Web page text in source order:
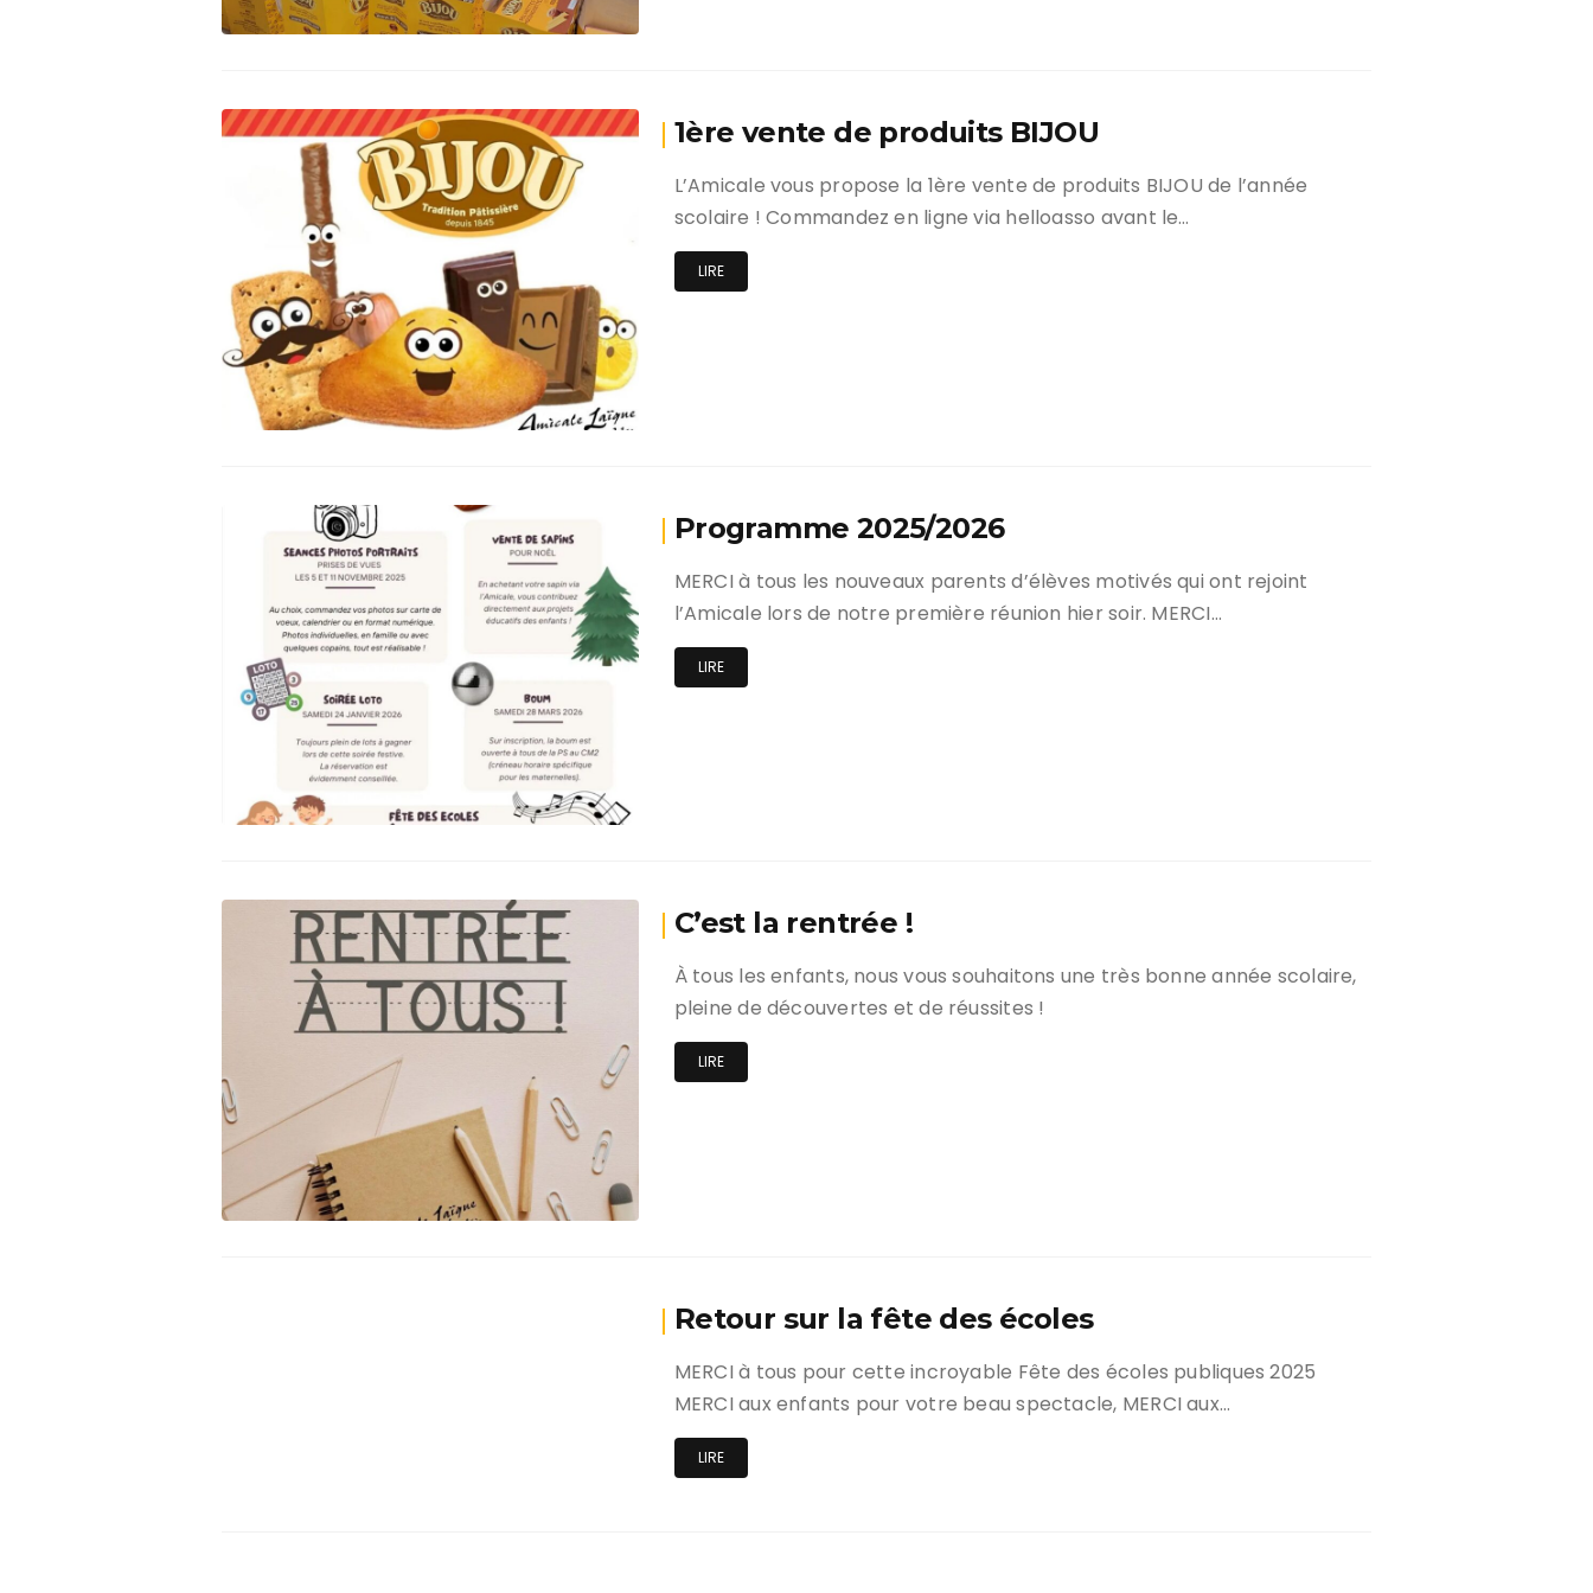
1ère vente de produits BIJOU
L’Amicale vous propose la 1ère vente de produits BIJOU de l’année
scolaire ! Commandez en ligne via helloasso avant le…
LIRE
Programme 2025/2026
MERCI à tous les nouveaux parents d’élèves motivés qui ont rejoint
l’Amicale lors de notre première réunion hier soir. MERCI…
LIRE
C’est la rentrée !
À tous les enfants, nous vous souhaitons une très bonne année scolaire,
pleine de découvertes et de réussites !
LIRE
Retour sur la fête des écoles
MERCI à tous pour cette incroyable Fête des écoles publiques 2025
MERCI aux enfants pour votre beau spectacle, MERCI aux…
LIRE